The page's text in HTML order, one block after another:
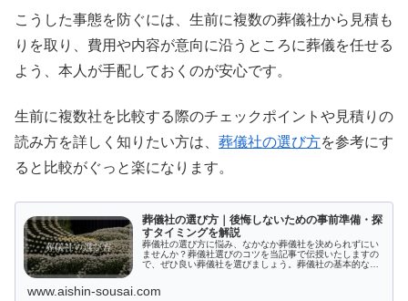
こうした事態を防ぐには、生前に複数の葬儀社から見積も
りを取り、費用や内容が意向に沿うところに葬儀を任せる
よう、本人が手配しておくのが安心です。
生前に複数社を比較する際のチェックポイントや見積りの
読み方を詳しく知りたい方は、 葬儀社の選び方を参考にす
ると比較がぐっと楽になります。
葬儀社の選び方｜後悔しないための事前準備・探
すタイミングを解説
葬儀社の選び方に悩み、なかなか葬儀社を決められずにい
ませんか？葬儀社選びのコツを当記事で伝授いたしますの
で、ぜひ良い葬儀社を選びましょう。葬儀社の基本的な選
うな情報を盛り込みました。
www.aishin-sousai.com